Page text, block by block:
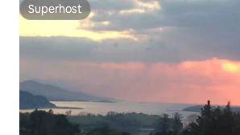
Superhost
Superhost